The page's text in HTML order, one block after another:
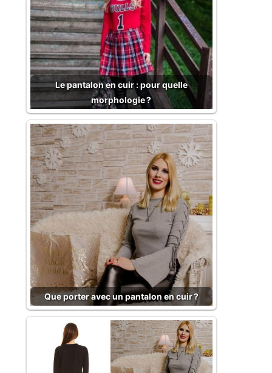
Le pantalon en cuir : pour quelle
morphologie ?
Que porter avec un pantalon en cuir ?